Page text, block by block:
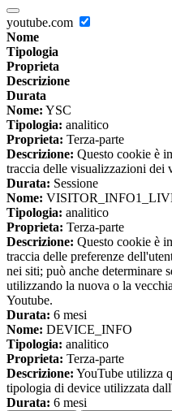
youtube.com
Nome
Tipologia
Proprieta
Descrizione
Durata
Nome: YSC
Tipologia: analitico
Proprieta: Terza-parte
Descrizione: Questo cookie è
traccia delle visualizzazioni dei
Durata: Sessione
Nome:
Tipologia: analitico
Proprieta: Terza-parte
Descrizione: Questo cookie è
traccia delle preferenze
nei siti; può anche determinare
utilizzando la nuova o la
Youtube.
Durata: 6 mesi
Nome: DEVICE_INFO
Tipologia: analitico
Proprieta: Terza-parte
Descrizione: YouTube utilizza
tipologia di device utilizzata
Durata: 6 mesi